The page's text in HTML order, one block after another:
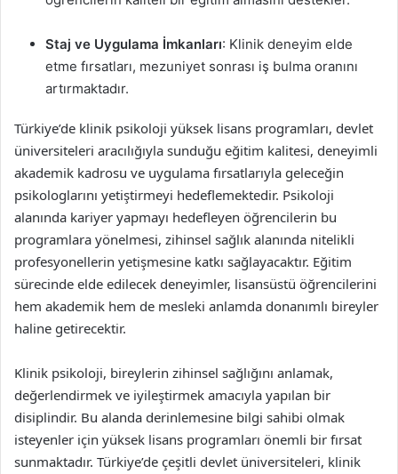
Staj ve Uygulama İmkanları: Klinik deneyim elde
etme fırsatları, mezuniyet sonrası iş bulma oranını
artırmaktadır.
Türkiye’de klinik psikoloji yüksek lisans programları, devlet
üniversiteleri aracılığıyla sunduğu eğitim kalitesi, deneyimli
akademik kadrosu ve uygulama fırsatlarıyla geleceğin
psikologlarını yetiştirmeyi hedeflemektedir. Psikoloji
alanında kariyer yapmayı hedefleyen öğrencilerin bu
programlara yönelmesi, zihinsel sağlık alanında nitelikli
profesyonellerin yetişmesine katkı sağlayacaktır. Eğitim
sürecinde elde edilecek deneyimler, lisansüstü öğrencilerini
hem akademik hem de mesleki anlamda donanımlı bireyler
haline getirecektir.
Klinik psikoloji, bireylerin zihinsel sağlığını anlamak,
değerlendirmek ve iyileştirmek amacıyla yapılan bir
disiplindir. Bu alanda derinlemesine bilgi sahibi olmak
isteyenler için yüksek lisans programları önemli bir fırsat
sunmaktadır. Türkiye’de çeşitli devlet üniversiteleri, klinik